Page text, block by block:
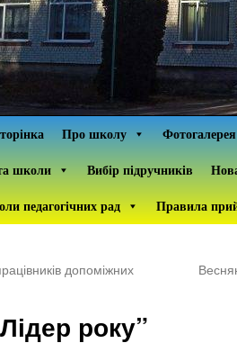
Про школу
Фотогалерея
школи
Вибір підручників
педагогічних рад
Правила
допоміжних
року”